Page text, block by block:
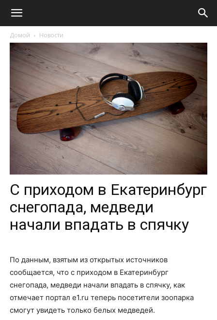
Домой Новости
С приходом в Екатеринбург
снегопада, медведи
начали впадать в спячку
По данным, взятым из открытых источников
сообщается, что с приходом в Екатеринбург
снегопада, медведи начали впадать в спячку, как
отмечает портал e1.ru теперь посетители зоопарка
смогут увидеть только белых медведей.